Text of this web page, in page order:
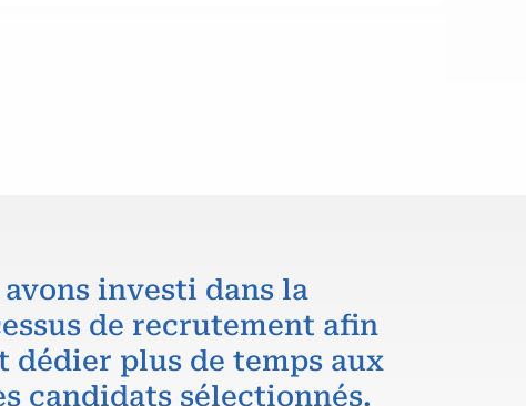
investi dans la
de recrutement afin
dédier plus de temps aux
candidats sélectionnés.